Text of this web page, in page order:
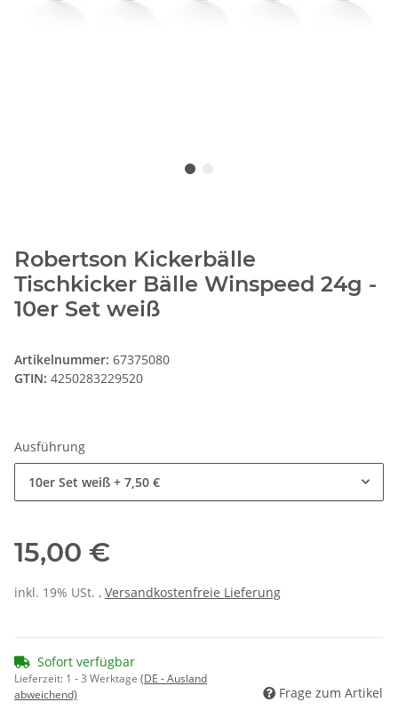
Robertson Kickerbälle
Tischkicker Bälle Winspeed 24g -
10er Set weiß
Artikelnummer: 67375080
GTIN: 4250283229520
Ausführung
10er Set weiß + 7,50 €
15,00 €
inkl. 19% USt. , Versandkostenfreie Lieferung
Sofort verfügbar
Lieferzeit: 1 - 3 Werktage (DE - Ausland
abweichend)
Frage zum Artikel